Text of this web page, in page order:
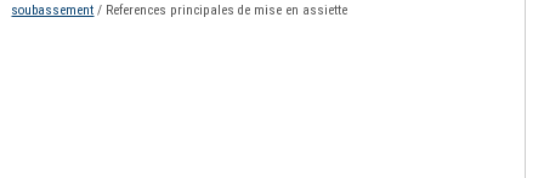
soubassement / References principales de mise en assiette